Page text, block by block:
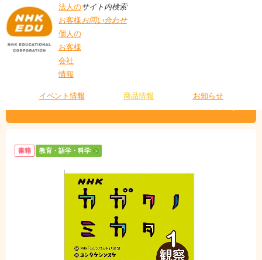
法人の
お客様
個人の
お客様
会社
情報
サイト内検索
お問い合わせ
イベント情報 商品情報 お知らせ
書籍 教育・語学・科学